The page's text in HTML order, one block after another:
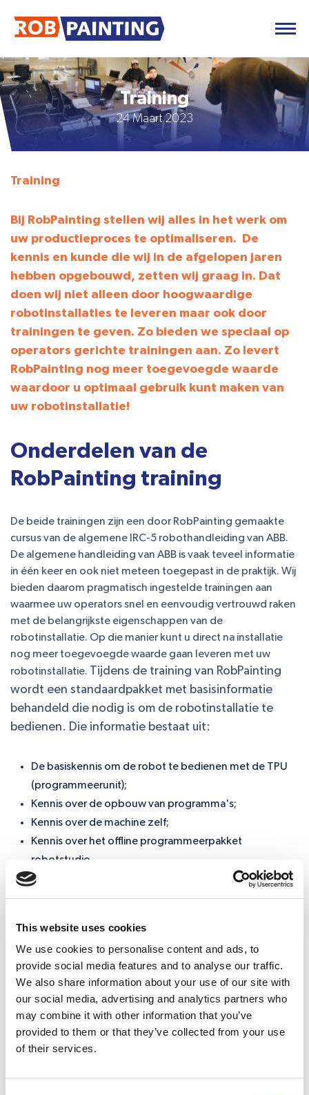
This website uses cookies
We use cookies to personalise content and ads, to
provide social media features and to analyse our traffic.
We also share information about your use of our site with
our social media, advertising and analytics partners who
may combine it with other information that you’ve
provided to them or that they’ve collected from your use
of their services.
Training
24 Maart 2023
Training
Bij RobPainting stellen wij alles in het werk om
uw productieproces te optimaliseren. De
kennis en kunde die wij in de afgelopen jaren
hebben opgebouwd, zetten wij graag in. Dat
doen wij niet alleen door hoogwaardige
robotinstallaties te leveren maar ook door
trainingen te geven. Zo bieden we speciaal op
operators gerichte trainingen aan. Zo levert
RobPainting nog meer toegevoegde waarde
waardoor u optimaal gebruik kunt maken van
uw robotinstallatie!
Onderdelen van de
RobPainting training
De beide trainingen zijn een door RobPainting gemaakte
cursus van de algemene IRC-5 robothandleiding van ABB.
De algemene handleiding van ABB is vaak teveel informatie
in één keer en ook niet meteen toegepast in de praktijk. Wij
bieden daarom pragmatisch ingestelde trainingen aan
waarmee uw operators snel en eenvoudig vertrouwd raken
met de belangrijkste eigenschappen van de
robotinstallatie. Op die manier kunt u direct na installatie
nog meer toegevoegde waarde gaan leveren met uw
robotinstallatie. Tijdens de training van RobPainting
wordt een standaardpakket met basisinformatie
behandeld die nodig is om de robotinstallatie te
bedienen. Die informatie bestaat uit:
De basiskennis om de robot te bedienen met de TPU
(programmeerunit);
Kennis over de opbouw van programma's;
Kennis over de machine zelf;
Kennis over het offline programmeerpakket
robotstudio.
Locatie van de training
De trainingen worden gegeven in een speciaal ingerichte
trainingsruimte bij RobPainting op onze eigen locatie in
Dodewaard. In de trainingsruimte kunnen we tot maximaal
10 personen tegelijk ontvangen. Uiteraard is het is ook
mogelijk om een persoonlijke training te krijgen. U krijgt
training in een groep of met een groepje collega's. U kunt
zelfstandig werken aan de opdrachten en u krijgt
uw vragen stellen en stap voor stap leren werken met de